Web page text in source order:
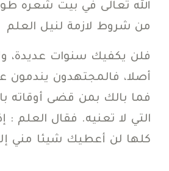
الله تعالى في بيت شعره
من شروط لازمة لنيل العلم
فلن يكفيك سنوات عديدة،
أصلا، فالمجتهدون يندمون
فما بالك بمن قضى أوقاته
التي لا تعنيه. فقال العلم :
كلها لن أعطيك شيئا مني